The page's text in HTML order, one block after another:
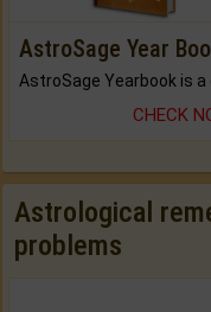
AstroSage Year
CHECK
Astrological
problems